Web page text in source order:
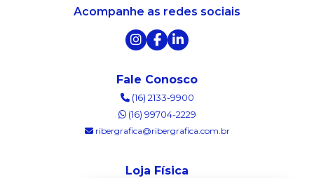
Acompanhe as redes sociais
Fale Conosco
(16) 2133-9900
(16) 99704-2229
ribergrafica@ribergrafica.com.br
Loja Física